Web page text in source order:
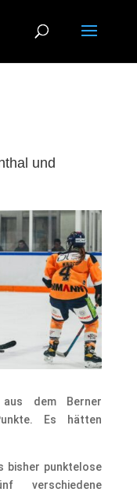
und
dem Berner
Es hätten
bisher punktelose
verschiedene